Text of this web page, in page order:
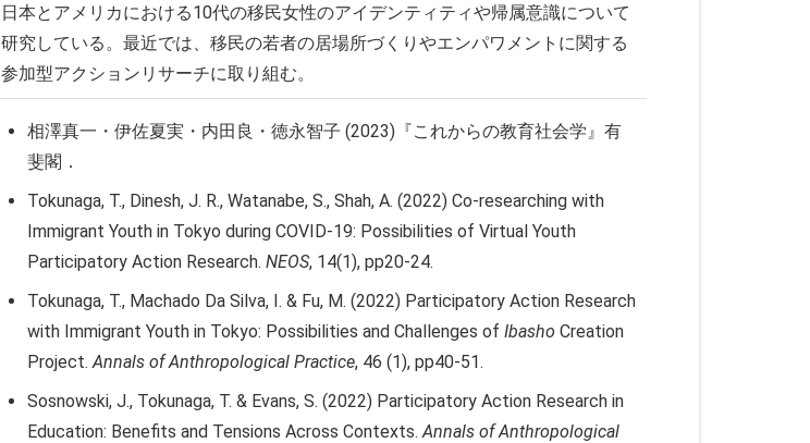
日本とアメリカにおける10代の移民女性のアイデンティティや帰属意識について
研究している。最近では、移民の若者の居場所づくりやエンパワメントに関する
参加型アクションリサーチに取り組む。
相澤真一・伊佐夏実・内田良・徳永智子 (2023)『これからの教育社会学』有
斐閣．
Tokunaga, T., Dinesh, J. R., Watanabe, S., Shah, A. (2022) Co-researching with
Immigrant Youth in Tokyo during COVID-19: Possibilities of Virtual Youth
Participatory Action Research. NEOS, 14(1), pp20-24.
Tokunaga, T., Machado Da Silva, I. & Fu, M. (2022) Participatory Action Research
with Immigrant Youth in Tokyo: Possibilities and Challenges of Ibasho Creation
Project. Annals of Anthropological Practice, 46 (1), pp40-51.
Sosnowski, J., Tokunaga, T. & Evans, S. (2022) Participatory Action Research in
Education: Benefits and Tensions Across Contexts. Annals of Anthropological